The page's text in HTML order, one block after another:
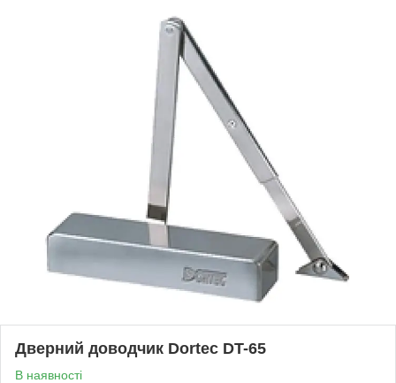
Дверний доводчик Dortec DT-65
В наявності